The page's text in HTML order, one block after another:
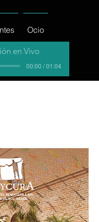
Ocio
en Vivo
00:00 / 01:04